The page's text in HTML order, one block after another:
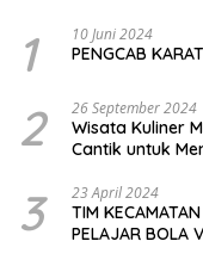
1 10 Juni 2024
PENGCAB
2 26 September 2024
Wisata Kuliner
Cantik untuk
3 23 April 2024
TIM
PELAJAR BOLA